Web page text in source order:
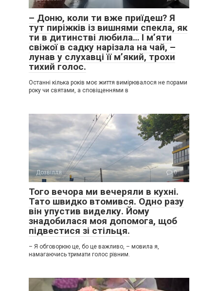
– Доню, коли ти вже приїдеш? Я
тут пиріжків із вишнями спекла, як
ти в дитинстві любила… І м’яти
свіжої в садку нарізала на чай, –
лунав у слухавці її м’який, трохи
тихий голос.
Останні кілька років моє життя вимірювалося не порами
року чи святами, а сповіщеннями в
Дозвілля 0
Того вечора ми вечеряли в кухні.
Тато швидко втомився. Одно разу
він упустив виделку. Йому
знадобилася моя допомога, щоб
підвестися зі стільця.
– Я обговорюю це, бо це важливо, – мовила я,
намагаючись тримати голос рівним.